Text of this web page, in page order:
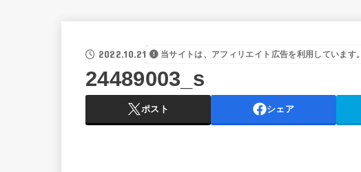
2022.10.21 当サイトは、アフィリエイト広告を利用しています。
24489003_s
ポスト シェア